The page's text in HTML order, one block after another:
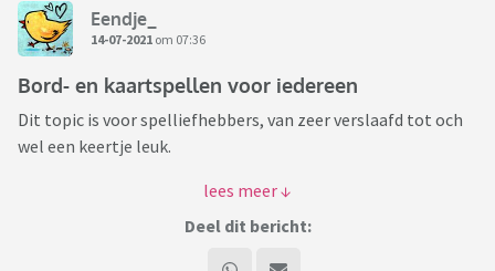
Eendje_
14-07-2021 om 07:36
Bord- en kaartspellen voor iedereen
Dit topic is voor spelliefhebbers, van zeer verslaafd tot och
wel een keertje leuk.
Van "wow, kennen jullie dat nieuwe spel al" tot "ik stond in
de winkel en ik wist niet wat ik moest kiezen want ik wist
Deel dit bericht: